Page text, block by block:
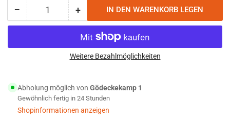
− Menge
reduzieren
Tasmanian
Pack
MK
II
Anzahl +Menge
erhöhen
für
Tasmanian
Tiger
Pack
MK
II
IN DEN WARENKORB LEGEN
Weitere Bezahlmöglichkeiten
Abholung möglich von Gödeckekamp 1
Gewöhnlich fertig in 24 Stunden
Shopinformationen anzeigen